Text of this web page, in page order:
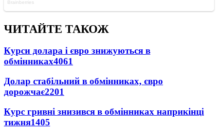
ЧИТАЙТЕ ТАКОЖ
Курси долара і євро знижуються в
обмінниках4061
Долар стабільний в обмінниках, євро
дорожчає2201
Курс гривні знизився в обмінниках наприкінці
тижня1405